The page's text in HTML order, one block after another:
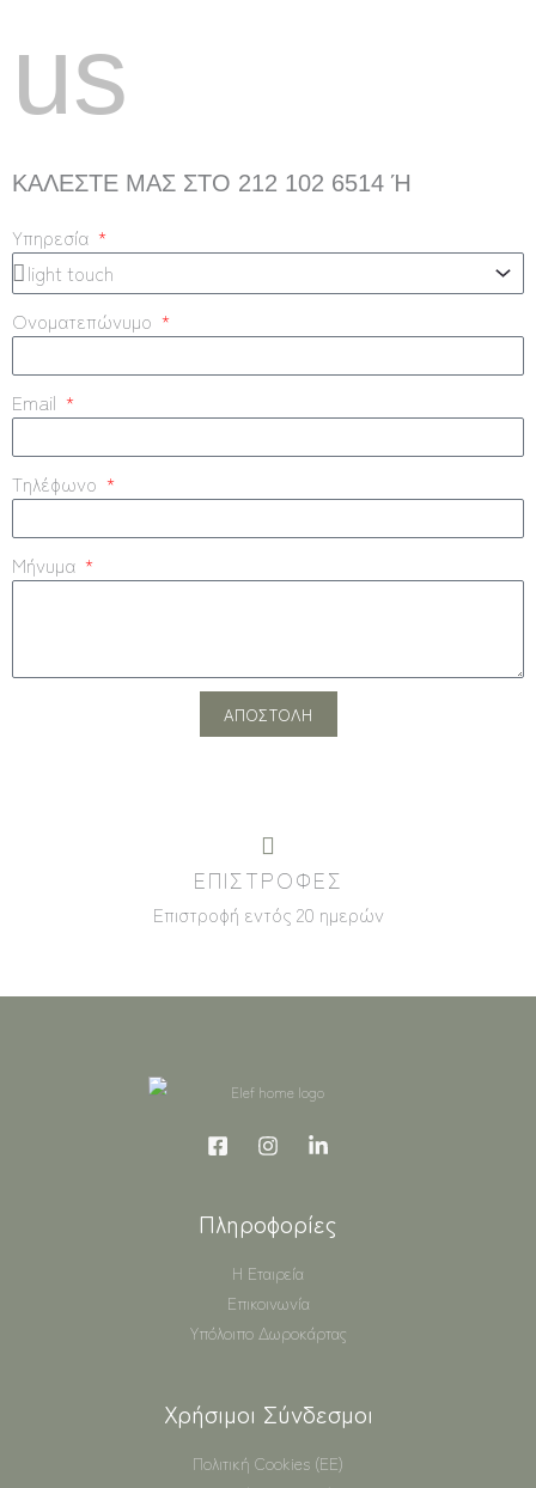
us
ΚΑΛΈΣΤΕ ΜΑΣ ΣΤΟ 212 102 6514 Ή
Υπηρεσία
Ονοματεπώνυμο
Email
Τηλέφωνο
Μήνυμα
ΑΠΟΣΤΟΛΗ
ΕΠΙΣΤΡΟΦΕΣ
Επιστροφή εντός 20 ημερών
Πληροφορίες
Η Εταιρεία
Επικοινωνία
Υπόλοιπο Δωροκάρτας
Χρήσιμοι Σύνδεσμοι
Πολιτική Cookies (ΕΕ)